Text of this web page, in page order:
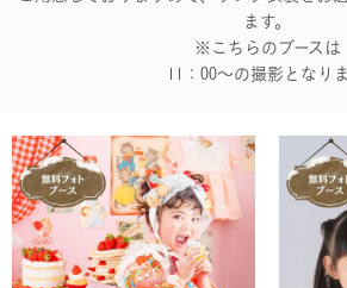
ます。
※こちらのブースは
11：00～の撮影となり